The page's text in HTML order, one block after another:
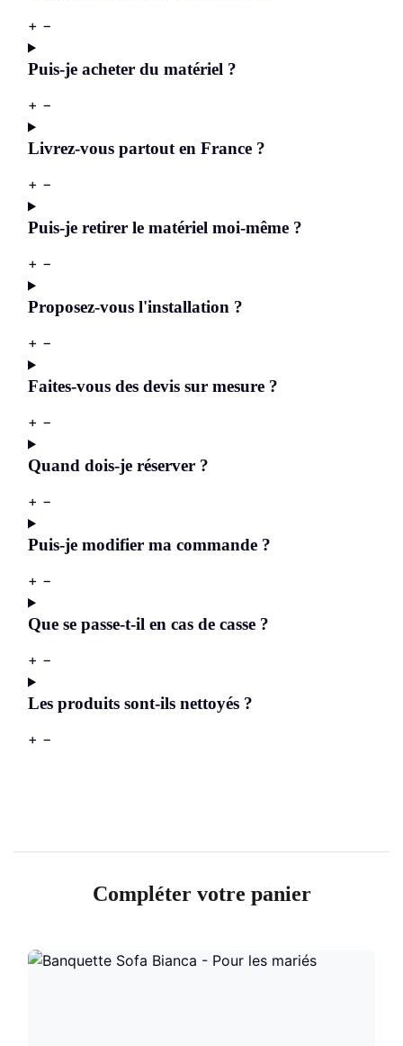
+ −
Puis-je acheter du matériel ?
+ −
Livrez-vous partout en France ?
+ −
Puis-je retirer le matériel moi-même ?
+ −
Proposez-vous l'installation ?
+ −
Faites-vous des devis sur mesure ?
+ −
Quand dois-je réserver ?
+ −
Puis-je modifier ma commande ?
+ −
Que se passe-t-il en cas de casse ?
+ −
Les produits sont-ils nettoyés ?
+ −
Compléter votre panier